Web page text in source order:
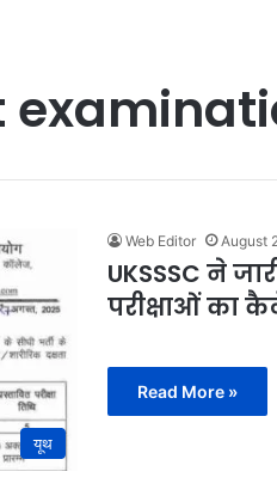
यूथ
Web Editor August
UKSSSC ने
परीक्षाओं का
Read More »